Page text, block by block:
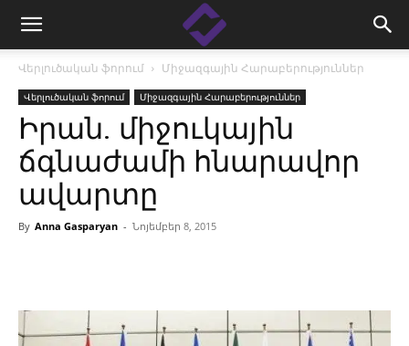
Վերլուծական ֆորում Միջազգային Հարաբերություններ
Վերլուծական ֆորում Միջազգային Հարաբերություններ
Իրան. միջուկային
ճգնաժամի հնարավոր
ավարտը
By Anna Gasparyan - Նոյեմբեր 8, 2015